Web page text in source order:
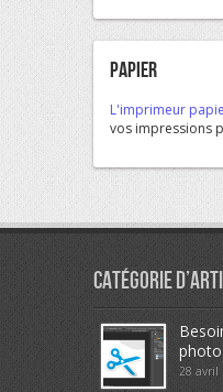
Papier
L'imprimeur
vos impressions
Catégorie
28 avril